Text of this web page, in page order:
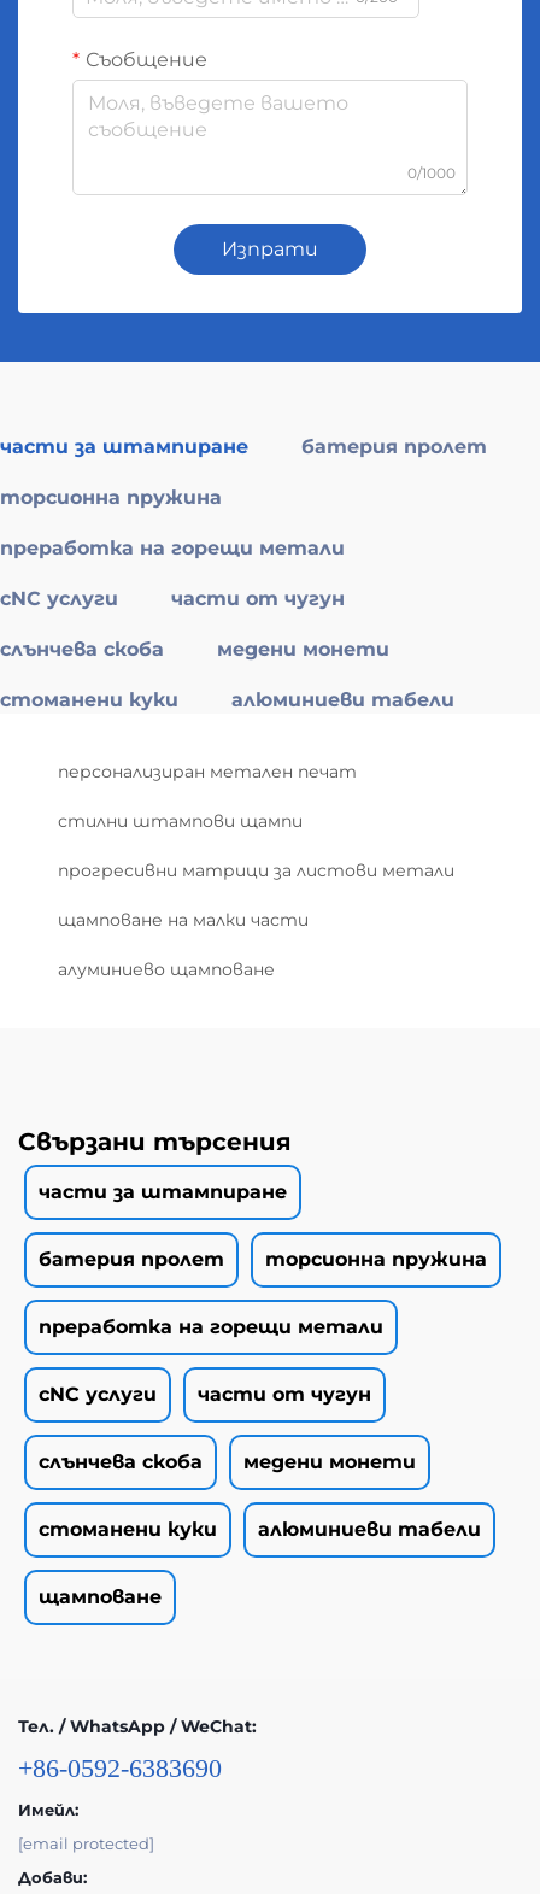
Съобщение
0/1000
Изпрати
части за штампиране батерия пролет
торсионна пружина
преработка на горещи метали
cNC услуги части от чугун
слънчева скоба медени монети
стоманени куки алюминиеви табели
персонализиран метален печат
стилни штампови щампи
прогресивни матрици за листови метали
щамповане на малки части
алуминиево щамповане
Свързани търсения
части за штампиране
батерия пролет торсионна пружина
преработка на горещи метали
cNC услуги части от чугун
слънчева скоба медени монети
стоманени куки алюминиеви табели
щамповане
Тел. / WhatsApp / WeChat:
+86-0592-6383690
Имейл:
[email protected]
Добави: